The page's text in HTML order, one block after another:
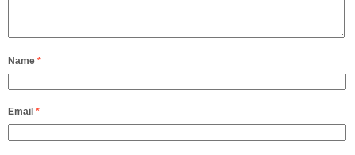
Name *
Email *